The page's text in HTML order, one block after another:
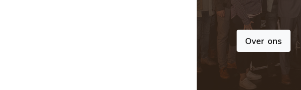
Over ons